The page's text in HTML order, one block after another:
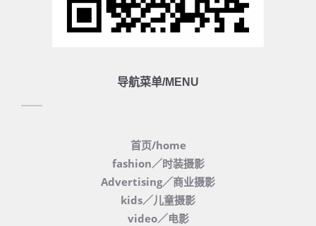
导航菜单/MENU
首页/home
fashion／时装摄影
Advertising／商业摄影
kids／儿童摄影
video／电影